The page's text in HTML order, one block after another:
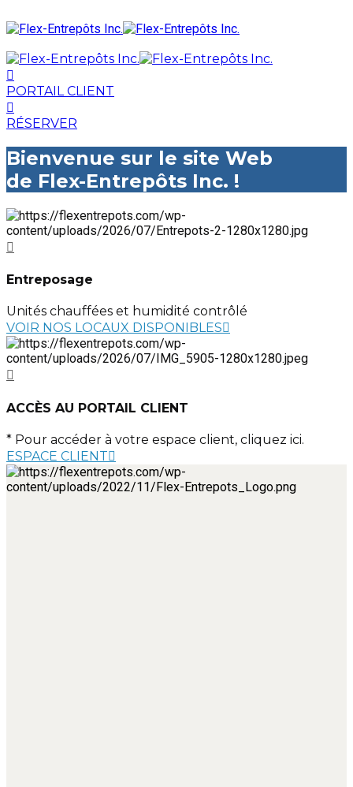
PORTAIL CLIENT
RÉSERVER
Bienvenue sur le site Web
de Flex-Entrepôts Inc. !
Entreposage
Unités chauffées et humidité contrôlé
VOIR NOS LOCAUX DISPONIBLES
ACCÈS AU PORTAIL CLIENT
* Pour accéder à votre espace client, cliquez ici.
ESPACE CLIENT